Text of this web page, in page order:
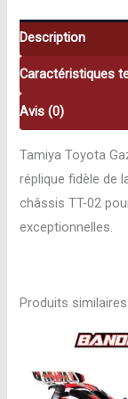
WRC
Rallye
58659
Description
Caractéristiques
Avis (0)
Tamiya Toyota
réplique fidèle de
châssis TT-02
exceptionnelles.
Produits similaires